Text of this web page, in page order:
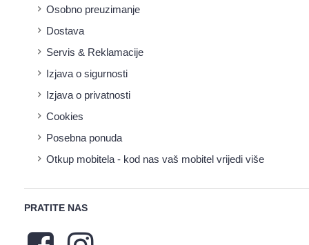
Osobno preuzimanje
Dostava
Servis & Reklamacije
Izjava o sigurnosti
Izjava o privatnosti
Cookies
Posebna ponuda
Otkup mobitela - kod nas vaš mobitel vrijedi više
PRATITE NAS